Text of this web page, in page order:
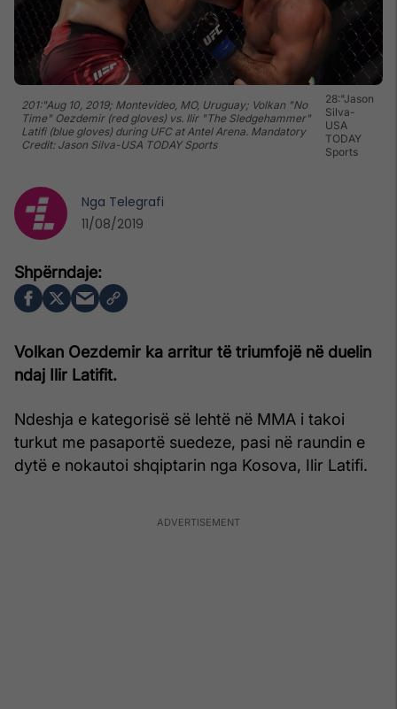
201:"Aug 10, 2019; Montevideo, MO, Uruguay; Volkan "No
Time" Oezdemir (red gloves) vs. Ilir "The Sledgehammer"
Latifi (blue gloves) during UFC at Antel Arena. Mandatory
Credit: Jason Silva-USA TODAY Sports
28:"Jason
Silva-
USA
TODAY
Sports
Volkan Oezdemir ka arritur të triumfojë në duelin
ndaj Ilir Latifit.
Ndeshja e kategorisë së lehtë në MMA i takoi
turkut me pasaportë suedeze, pasi në raundin e
dytë e nokautoi shqiptarin nga Kosova, Ilir Latifi.
Nga Telegrafi
11/08/2019